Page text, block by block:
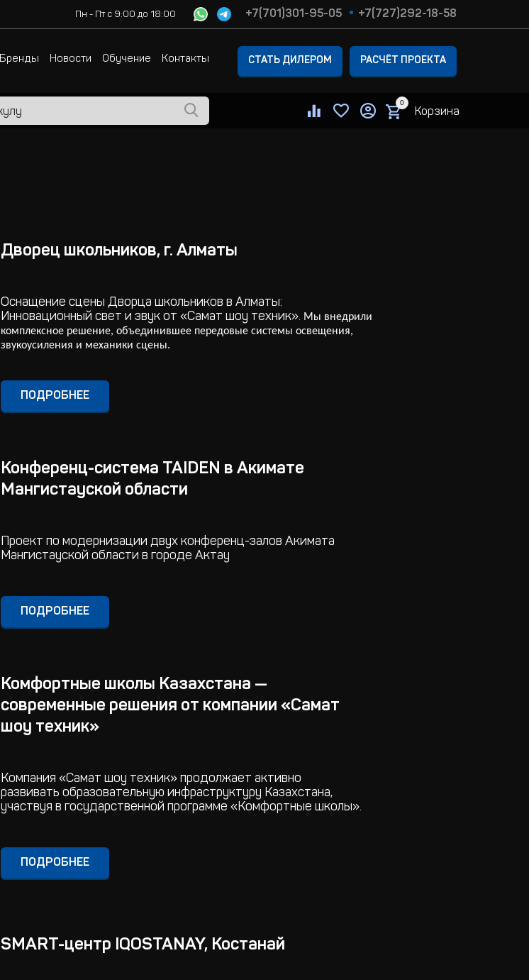
Пн - Пт с 9:00 до 18:00 +7(701)301-95-05 +7(727)292-18-58
Бренды Новости Обучение Контакты СТАТЬ ДИЛЕРОМ РАСЧЁТ ПРОЕКТА
0
Корзина
Дворец школьников, г. Алматы
Оснащение сцены Дворца школьников в Алматы:
Инновационный свет и звук от «Самат шоу техник». Мы внедрили
комплексное решение, объединившее передовые системы освещения,
звукоусиления и механики сцены.
ПОДРОБНЕЕ
Конференц-система TAIDEN в Акимате
Мангистауской области
Проект по модернизации двух конференц-залов Акимата
Мангистауской области в городе Актау
ПОДРОБНЕЕ
Комфортные школы Казахстана —
современные решения от компании «Самат
шоу техник»
Компания «Самат шоу техник» продолжает активно
развивать образовательную инфраструктуру Казахстана,
участвуя в государственной программе «Комфортные школы».
ПОДРОБНЕЕ
SMART-центр IQOSTANAY, Костанай